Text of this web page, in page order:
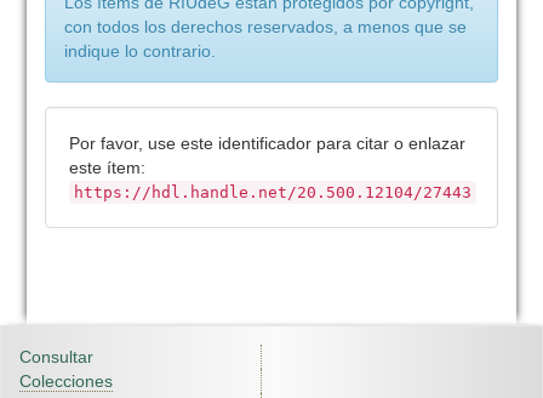
con todos los derechos reservados, a menos que se
indique lo contrario.
Por favor, use este identificador para citar o enlazar
este ítem:
https://hdl.handle.net/20.500.12104/27443
Consultar
Colecciones